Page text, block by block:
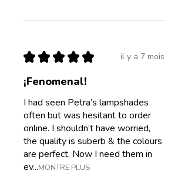
★ ★ ★ ★ ★ il y a 7 mois
¡Fenomenal!
I had seen Petra’s lampshades
often but was hesitant to order
online. I shouldn’t have worried,
the quality is suberb & the colours
are perfect. Now I need them in
ev...MONTRE PLUS